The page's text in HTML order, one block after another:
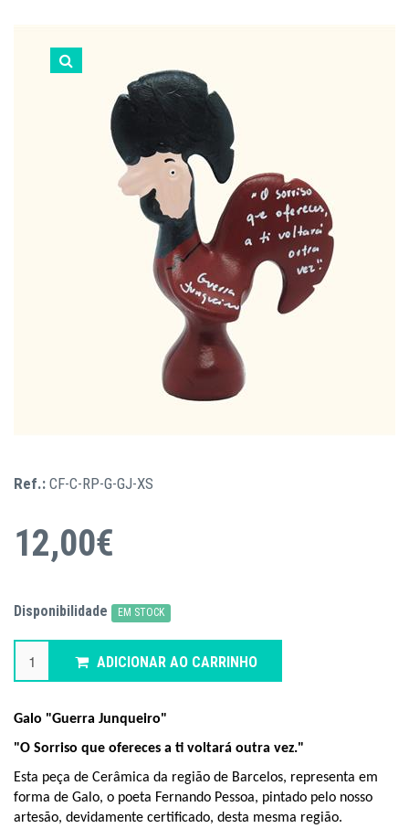
Ref.: CF-C-RP-G-GJ-XS
12,00€
Disponibilidade EM STOCK
ADICIONAR AO CARRINHO
Galo "Guerra Junqueiro"
​"O Sorriso que ofereces a ti voltará outra vez."
Esta peça de Cerâmica da região de Barcelos, representa em
forma de Galo, o poeta Fernando Pessoa, pintado pelo nosso
artesão, devidamente certificado, desta mesma região.